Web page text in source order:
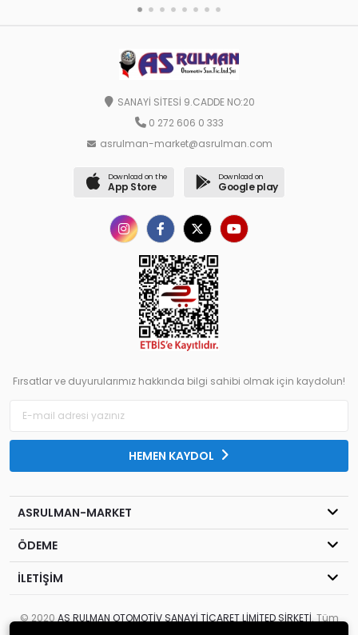
SANAYİ SİTESİ 9.CADDE NO:20
0 272 606 0 333
asrulman-market@asrulman.com
Download on the
App Store
Download on
Google play
Fırsatlar ve duyurularımız hakkında bilgi sahibi olmak için kaydolun!
HEMEN KAYDOL
ASRULMAN-MARKET
ÖDEME
İLETİŞİM
© 2020 AS RULMAN OTOMOTİV SANAYİ TİCARET LİMİTED ŞİRKETİ
. Tüm